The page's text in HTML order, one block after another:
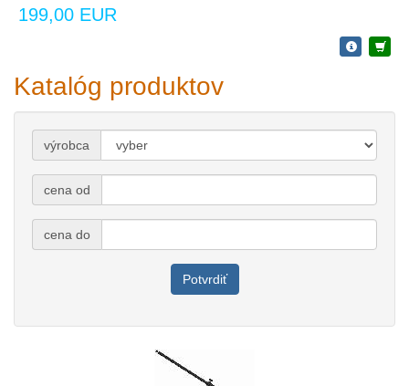
199,00 EUR
Katalóg produktov
výrobca
cena od
cena do
Potvrdiť